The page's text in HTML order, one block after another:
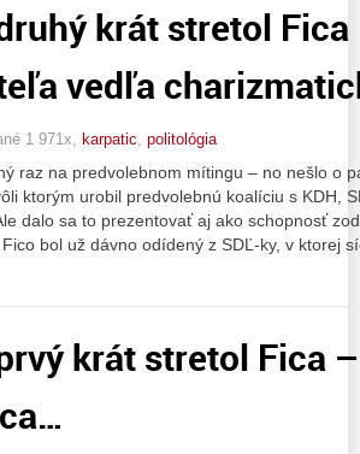
krát stretol
vedľa
1 971x, karpatic, politológia
raz na predvolebnom mítingu – no nešlo o
ktorým urobil predvolebnú koalíciu s KDH,
dalo sa to prezentovať aj ako schopnosť
bol už dávno odídený z SDĽ-ky, v ktorej
krát stretol Fica